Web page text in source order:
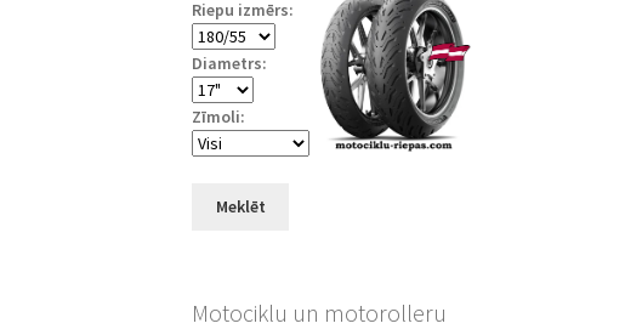
Riepu izmērs:
Diametrs:
Zīmoli:
Meklēt
Motociklu un motorolleru